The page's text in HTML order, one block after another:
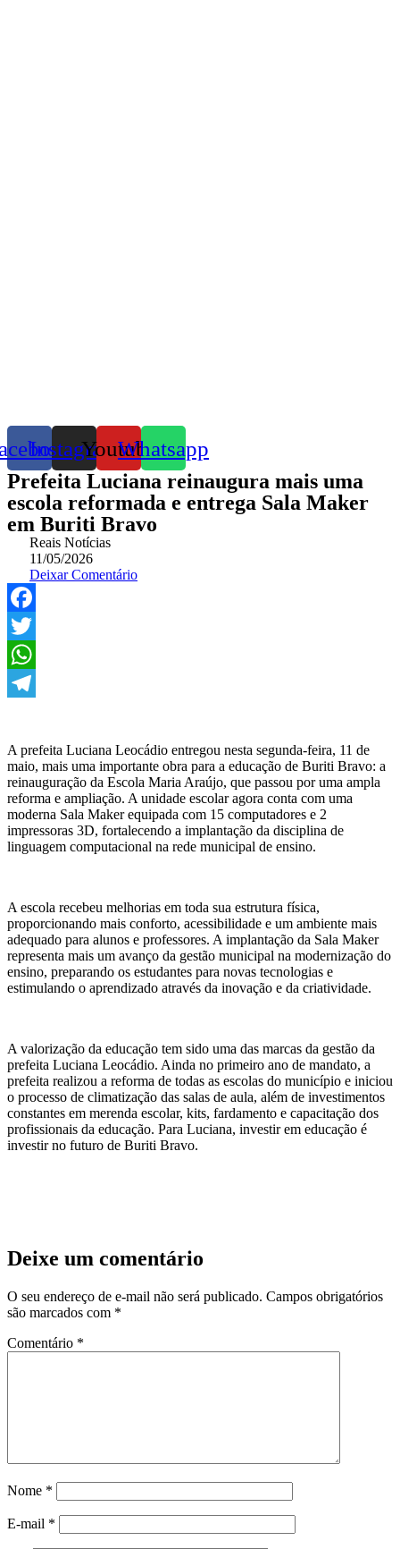
InstagramYoutubeWhatsapp
Prefeita Luciana reinaugura mais uma
escola reformada e entrega Sala Maker
em Buriti Bravo
Reais Notícias
11/05/2026
Deixar Comentário
Facebook
Twitter
WhatsApp
A prefeita Luciana Leocádio entregou nesta segunda-feira, 11 de
maio, mais uma importante obra para a educação de Buriti Bravo: a
reinauguração da Escola Maria Araújo, que passou por uma ampla
reforma e ampliação. A unidade escolar agora conta com uma
moderna Sala Maker equipada com 15 computadores e 2
impressoras 3D, fortalecendo a implantação da disciplina de
linguagem computacional na rede municipal de ensino.
A escola recebeu melhorias em toda sua estrutura física,
proporcionando mais conforto, acessibilidade e um ambiente mais
adequado para alunos e professores. A implantação da Sala Maker
representa mais um avanço da gestão municipal na modernização do
ensino, preparando os estudantes para novas tecnologias e
estimulando o aprendizado através da inovação e da criatividade.
A valorização da educação tem sido uma das marcas da gestão da
prefeita Luciana Leocádio. Ainda no primeiro ano de mandato, a
prefeita realizou a reforma de todas as escolas do município e iniciou
o processo de climatização das salas de aula, além de investimentos
constantes em merenda escolar, kits, fardamento e capacitação dos
profissionais da educação. Para Luciana, investir em educação é
investir no futuro de Buriti Bravo.
Deixe um comentário
O seu endereço de e-mail não será publicado. Campos obrigatórios
são marcados com *
Comentário *
Nome *
E-mail *